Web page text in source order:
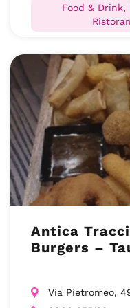
Food & Drink,
Antica
Burgers –
Via Pietromeo,